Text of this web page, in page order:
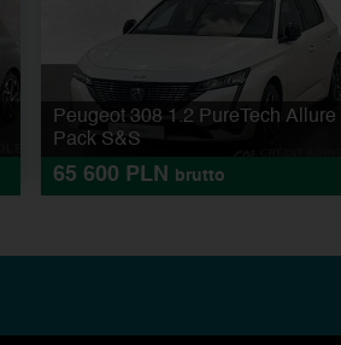
Peugeot 308 1.2 PureTech Allure
Pack S&S
65 600 PLN brutto